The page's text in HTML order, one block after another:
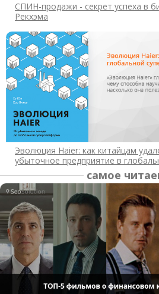
СПИН-продажи - секрет успеха в
Рекхэма
Эволюция Haier: как китайцам
убыточное предприятие в
самое